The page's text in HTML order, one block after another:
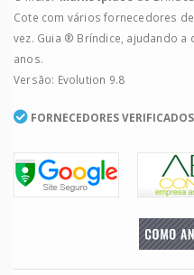
Cote com vários fornecedores
vez. Guia ® Bríndice, ajudando
anos.
Versão: Evolution 9.8
FORNECEDORES VERIFICADOS